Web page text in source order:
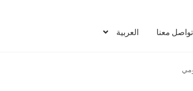
تواصل معنا العربية